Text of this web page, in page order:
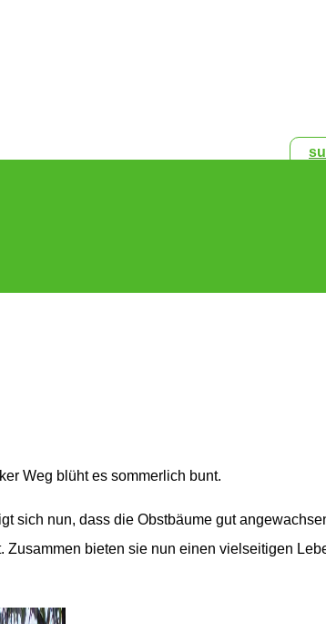
Weg blüht es sommerlich bunt.
sich nun, dass die Obstbäume gut
bieten sie nun einen vielseitigen